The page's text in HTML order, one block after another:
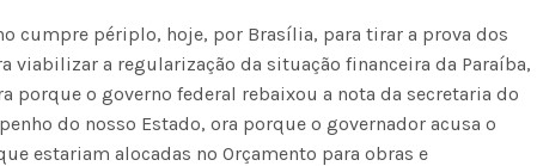
cumpre périplo, hoje, por Brasília, para tirar a prova dos
viabilizar a regularização da situação financeira da Paraíba,
porque o governo federal rebaixou a nota da secretaria do
do nosso Estado, ora porque o governador acusa o
estariam alocadas no Orçamento para obras e